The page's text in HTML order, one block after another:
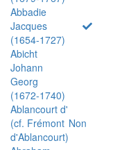
Abbadie
Jacques
(1654-1727)
Abicht
Johann
Georg
(1672-1740)
Ablancourt d'
(cf. Frémont
d'Ablancourt)
Non